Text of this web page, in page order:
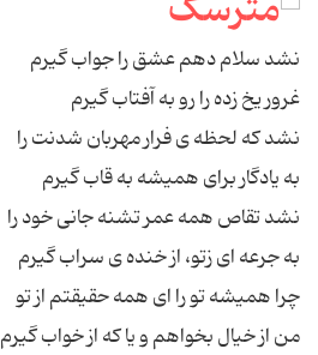
نشد سلام دهم عشق را جواب گیرم
غرور یخ زده را رو به آفتاب گیرم
نشد که لحظه ی فرار مهربان شدنت را
به یادگار برای همیشه به قاب گیرم
نشد تقاص همه عمر تشنه جانی خود را
به جرعه ای زتو، از خنده ی سراب گیرم
چرا همیشه تو را ای همه حقیقتم از تو
من از خیال بخواهم و یا كه از خواب گیرم